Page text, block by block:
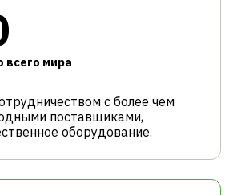
всего мира
с более чем
поставщиками,
оборудование.